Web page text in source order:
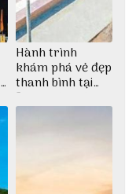
Hành trình
khám phá vẻ đẹp
thanh bình tại
Đảo Phú Quý